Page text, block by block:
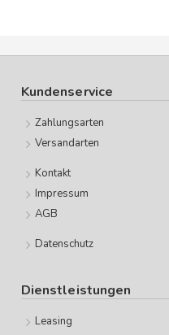
Kundenservice
Zahlungsarten
Versandarten
Kontakt
Impressum
AGB
Datenschutz
Dienstleistungen
Leasing